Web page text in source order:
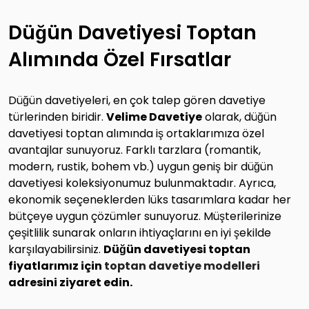
Düğün Davetiyesi Toptan
Alımında Özel Fırsatlar
Düğün davetiyeleri, en çok talep gören davetiye
türlerinden biridir. Velime Davetiyeolarak, düğün
davetiyesi toptan alımında iş ortaklarımıza özel
avantajlar sunuyoruz. Farklı tarzlara (romantik,
modern, rustik, bohem vb.) uygun geniş bir düğün
davetiyesi koleksiyonumuz bulunmaktadır. Ayrıca,
ekonomik seçeneklerden lüks tasarımlara kadar her
bütçeye uygun çözümler sunuyoruz. Müşterilerinize
çeşitlilik sunarak onların ihtiyaçlarını en iyi şekilde
karşılayabilirsiniz. Düğün davetiyesi toptan
fiyatlarımız için toptan davetiye modelleri
adresini ziyaret edin.